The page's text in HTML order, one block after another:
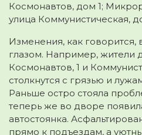
Космонавтов, дом 1;
улица Коммунистическая,
Изменения, как
глазом. Например, жители
Космонавтов, 1 и
столкнутся с грязью и
Раньше остро стояла
теперь же во дворе
автостоянка.
прямо к подъездам, а